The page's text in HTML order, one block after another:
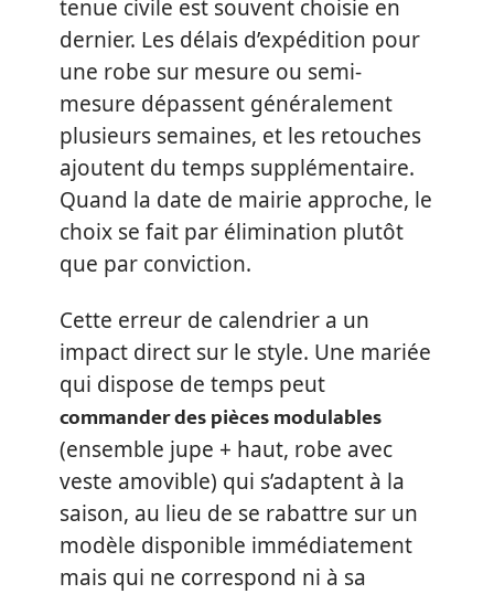
tenue civile est souvent choisie en
dernier. Les délais d’expédition pour
une robe sur mesure ou semi-
mesure dépassent généralement
plusieurs semaines, et les retouches
ajoutent du temps supplémentaire.
Quand la date de mairie approche, le
choix se fait par élimination plutôt
que par conviction.
Cette erreur de calendrier a un
impact direct sur le style. Une mariée
qui dispose de temps peut
commander des pièces modulables
(ensemble jupe + haut, robe avec
veste amovible) qui s’adaptent à la
saison, au lieu de se rabattre sur un
modèle disponible immédiatement
mais qui ne correspond ni à sa